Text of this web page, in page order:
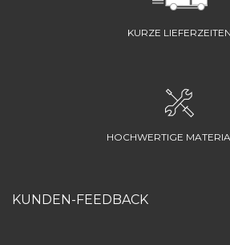
KURZE LIEFERZEITEN
HOCHWERTIGE
KUNDEN-FEEDBACK